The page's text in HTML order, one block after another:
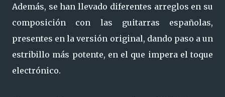
Además, se han llevado diferentes arreglos en su
composición con las guitarras españolas,
presentes en la versión original, dando paso a un
estribillo más potente, en el que impera el toque
electrónico.